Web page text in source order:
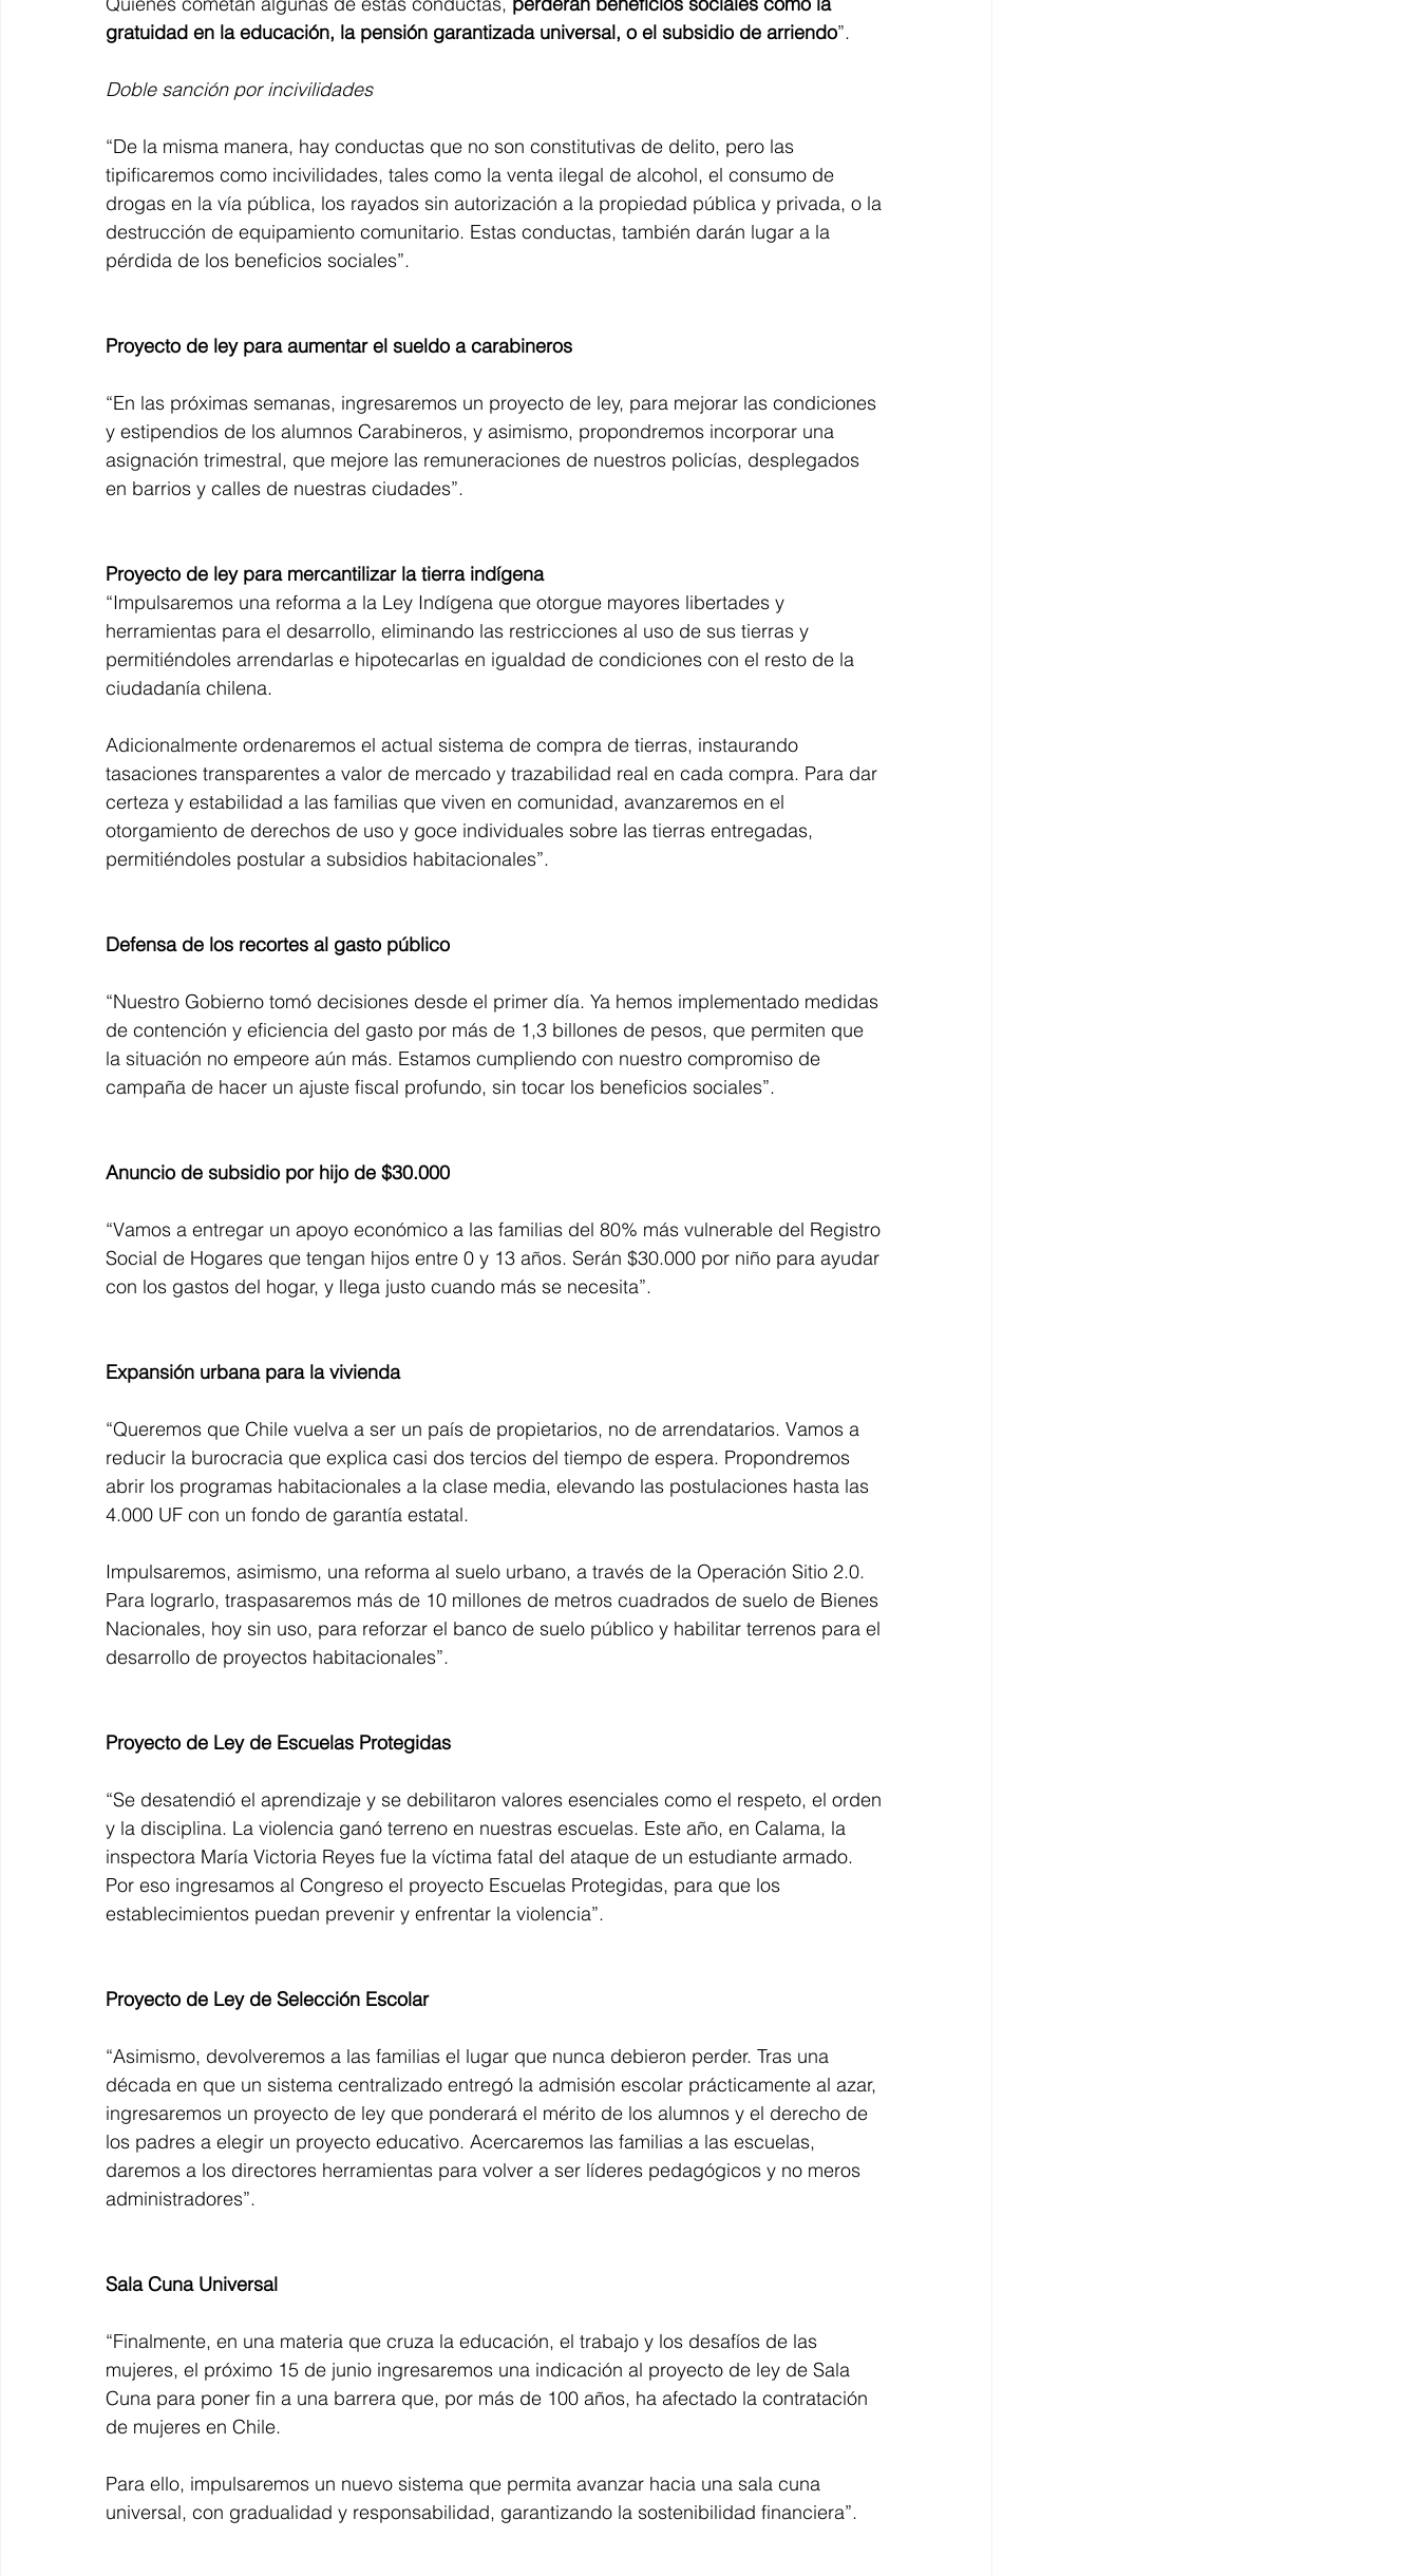
gratuidad en la educación, la pensión garantizada universal, o el subsidio de arriendo”.
Doble sanción por incivilidades
“De la misma manera, hay conductas que no son constitutivas de delito, pero las
tipificaremos como incivilidades, tales como la venta ilegal de alcohol, el consumo de
drogas en la vía pública, los rayados sin autorización a la propiedad pública y privada, o la
destrucción de equipamiento comunitario. Estas conductas, también darán lugar a la
pérdida de los beneficios sociales”.
Proyecto de ley para aumentar el sueldo a carabineros
“En las próximas semanas, ingresaremos un proyecto de ley, para mejorar las condiciones
y estipendios de los alumnos Carabineros, y asimismo, propondremos incorporar una
asignación trimestral, que mejore las remuneraciones de nuestros policías, desplegados
en barrios y calles de nuestras ciudades”.
Proyecto de ley para mercantilizar la tierra indígena
“Impulsaremos una reforma a la Ley Indígena que otorgue mayores libertades y
herramientas para el desarrollo, eliminando las restricciones al uso de sus tierras y
permitiéndoles arrendarlas e hipotecarlas en igualdad de condiciones con el resto de la
ciudadanía chilena.
Adicionalmente ordenaremos el actual sistema de compra de tierras, instaurando
tasaciones transparentes a valor de mercado y trazabilidad real en cada compra. Para dar
certeza y estabilidad a las familias que viven en comunidad, avanzaremos en el
otorgamiento de derechos de uso y goce individuales sobre las tierras entregadas,
permitiéndoles postular a subsidios habitacionales”.
Defensa de los recortes al gasto público
“Nuestro Gobierno tomó decisiones desde el primer día. Ya hemos implementado medidas
de contención y eficiencia del gasto por más de 1,3 billones de pesos, que permiten que
la situación no empeore aún más. Estamos cumpliendo con nuestro compromiso de
campaña de hacer un ajuste fiscal profundo, sin tocar los beneficios sociales”.
Anuncio de subsidio por hijo de $30.000
“Vamos a entregar un apoyo económico a las familias del 80% más vulnerable del Registro
Social de Hogares que tengan hijos entre 0 y 13 años. Serán $30.000 por niño para ayudar
con los gastos del hogar, y llega justo cuando más se necesita”.
Expansión urbana para la vivienda
“Queremos que Chile vuelva a ser un país de propietarios, no de arrendatarios. Vamos a
reducir la burocracia que explica casi dos tercios del tiempo de espera. Propondremos
abrir los programas habitacionales a la clase media, elevando las postulaciones hasta las
4.000 UF con un fondo de garantía estatal.
Impulsaremos, asimismo, una reforma al suelo urbano, a través de la Operación Sitio 2.0.
Para lograrlo, traspasaremos más de 10 millones de metros cuadrados de suelo de Bienes
Nacionales, hoy sin uso, para reforzar el banco de suelo público y habilitar terrenos para el
desarrollo de proyectos habitacionales”.
Proyecto de Ley de Escuelas Protegidas
“Se desatendió el aprendizaje y se debilitaron valores esenciales como el respeto, el orden
y la disciplina. La violencia ganó terreno en nuestras escuelas. Este año, en Calama, la
inspectora María Victoria Reyes fue la víctima fatal del ataque de un estudiante armado.
Por eso ingresamos al Congreso el proyecto Escuelas Protegidas, para que los
establecimientos puedan prevenir y enfrentar la violencia”.
Proyecto de Ley de Selección Escolar
“Asimismo, devolveremos a las familias el lugar que nunca debieron perder. Tras una
década en que un sistema centralizado entregó la admisión escolar prácticamente al azar,
ingresaremos un proyecto de ley que ponderará el mérito de los alumnos y el derecho de
los padres a elegir un proyecto educativo. Acercaremos las familias a las escuelas,
daremos a los directores herramientas para volver a ser líderes pedagógicos y no meros
administradores”.
Sala Cuna Universal
“Finalmente, en una materia que cruza la educación, el trabajo y los desafíos de las
mujeres, el próximo 15 de junio ingresaremos una indicación al proyecto de ley de Sala
Cuna para poner fin a una barrera que, por más de 100 años, ha afectado la contratación
de mujeres en Chile.
Para ello, impulsaremos un nuevo sistema que permita avanzar hacia una sala cuna
universal, con gradualidad y responsabilidad, garantizando la sostenibilidad financiera”.